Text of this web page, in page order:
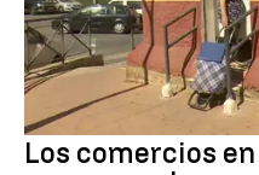
Los comercios